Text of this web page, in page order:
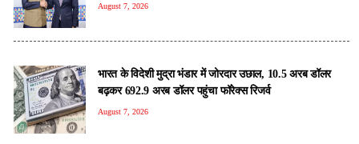
August 7, 2026
भारत के विदेशी मुद्रा भंडार में जोरदार उछाल, 10.5 अरब डॉलर
बढ़कर 692.9 अरब डॉलर पहुंचा फॉरेक्स रिजर्व
August 7, 2026